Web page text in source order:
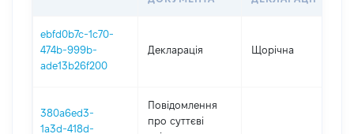
ebfd0b7c-1c70-
474b-999b-
ade13b26f200
Декларація Щорічна
380a6ed3-
1a3d-418d-
Повідомлення
про суттєві